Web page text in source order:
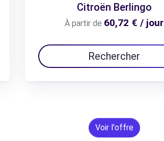
Citroën Berlingo
À partir de 60,72 € / jour
Rechercher
Voir l'offre